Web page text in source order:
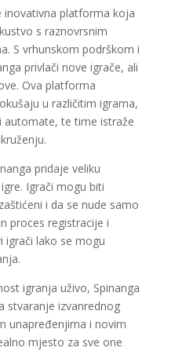
inovativna platforma koja
s raznovrsnim
S vrhunskom podrškom i
privlači nove igrače, ali
Ova platforma
u različitim igrama,
automate, te time istraže
pridaje veliku
Igrači mogu biti
i da se nude samo
proces registracije i
igrači lako se mogu
igranja uživo, Spinanga
stvaranje izvanrednog
unapređenjima i novim
mjesto za sve one